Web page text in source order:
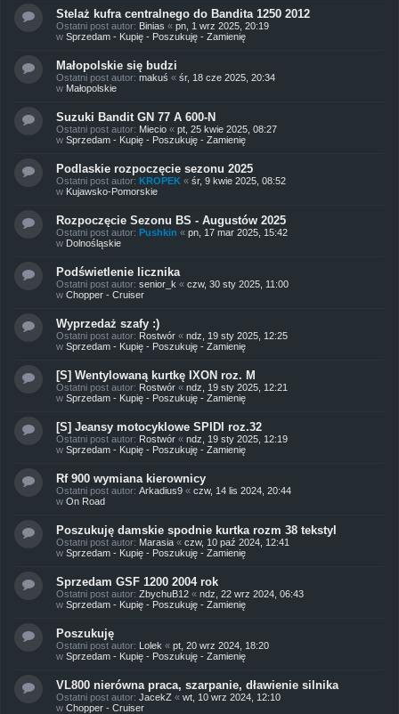
Stelaż kufra centralnego do Bandita 1250 2012
Ostatni post autor: Binias « pn, 1 wrz 2025, 20:19
w Sprzedam - Kupię - Poszukuję - Zamienię
Małopolskie się budzi
Ostatni post autor: makuś « śr, 18 cze 2025, 20:34
w Małopolskie
Suzuki Bandit GN 77 A 600-N
Ostatni post autor: Miecio « pt, 25 kwie 2025, 08:27
w Sprzedam - Kupię - Poszukuję - Zamienię
Podlaskie rozpoczęcie sezonu 2025
Ostatni post autor: KROPEK « śr, 9 kwie 2025, 08:52
w Kujawsko-Pomorskie
Rozpoczęcie Sezonu BS - Augustów 2025
Ostatni post autor: Pushkin « pn, 17 mar 2025, 15:42
w Dolnośląskie
Podświetlenie licznika
Ostatni post autor: senior_k « czw, 30 sty 2025, 11:00
w Chopper - Cruiser
Wyprzedaż szafy :)
Ostatni post autor: Rostwór « ndz, 19 sty 2025, 12:25
w Sprzedam - Kupię - Poszukuję - Zamienię
[S] Wentylowaną kurtkę IXON roz. M
Ostatni post autor: Rostwór « ndz, 19 sty 2025, 12:21
w Sprzedam - Kupię - Poszukuję - Zamienię
[S] Jeansy motocyklowe SPIDI roz.32
Ostatni post autor: Rostwór « ndz, 19 sty 2025, 12:19
w Sprzedam - Kupię - Poszukuję - Zamienię
Rf 900 wymiana kierownicy
Ostatni post autor: Arkadius9 « czw, 14 lis 2024, 20:44
w On Road
Poszukuję damskie spodnie kurtka rozm 38 tekstyl
Ostatni post autor: Marasia « czw, 10 paź 2024, 12:41
w Sprzedam - Kupię - Poszukuję - Zamienię
Sprzedam GSF 1200 2004 rok
Ostatni post autor: ZbychuB12 « ndz, 22 wrz 2024, 06:43
w Sprzedam - Kupię - Poszukuję - Zamienię
Poszukuję
Ostatni post autor: Lolek « pt, 20 wrz 2024, 18:20
w Sprzedam - Kupię - Poszukuję - Zamienię
VL800 nierówna praca, szarpanie, dławienie silnika
Ostatni post autor: JacekZ « wt, 10 wrz 2024, 12:10
w Chopper - Cruiser